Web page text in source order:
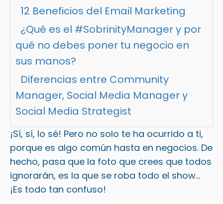
12 Beneficios del Email Marketing
¿Qué es el #SobrinityManager y por
qué no debes poner tu negocio en
sus manos?
Diferencias entre Community
Manager, Social Media Manager y
Social Media Strategist
¡Sí, sí, lo sé! Pero no solo te ha ocurrido a ti,
porque es algo común hasta en negocios. De
hecho, pasa que la foto que crees que todos
ignorarán, es la que se roba todo el show…
¡Es todo tan confuso!